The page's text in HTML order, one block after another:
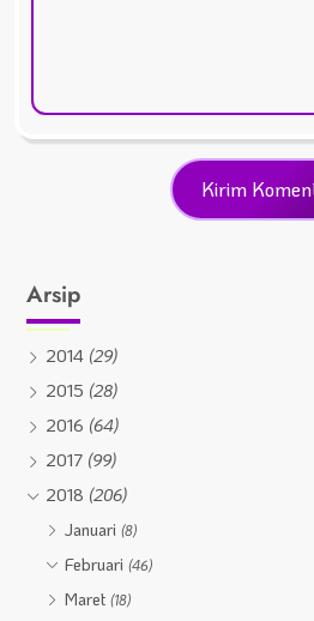
Arsip
2014 (29)
2015 (28)
2016 (64)
2017 (99)
2018 (206)
Januari(8)
Februari(46)
Maret(18)